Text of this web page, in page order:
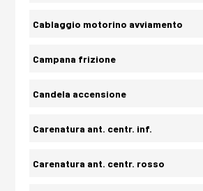
Cablaggio motorino avviamento
Campana frizione
Candela accensione
Carenatura ant. centr. inf.
Carenatura ant. centr. rosso